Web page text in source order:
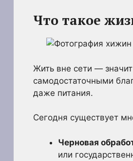
Что такое
Жить вне сети —
самодостаточными
даже питания.
Сегодня существует
Черновая
или